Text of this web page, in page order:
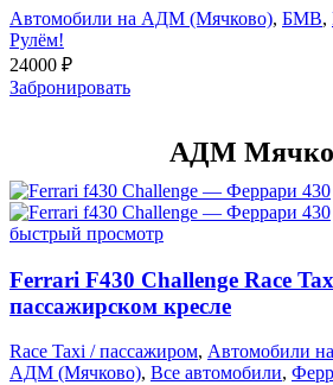
Автомобили на АДМ (Мячково), БМВ,
Рулём!
24000 ₽
Забронировать
АДМ
быстрый просмотр
Ferrari F430 Challenge Race
пассажирском кресле
Race Taxi / пассажиром, Автомобили
АДМ (Мячково), Все автомобили,